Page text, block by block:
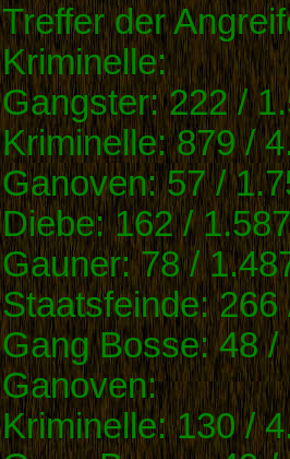
Treffer der
Kriminelle:
Gangster: 222 /
Kriminelle: 879 /
Ganoven: 57 /
Diebe: 162 / 1.587
Gauner: 78 /
Staatsfeinde: 266
Gang Bosse: 48 /
Ganoven:
Kriminelle: 130 /